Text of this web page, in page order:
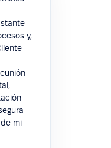
y,
mi